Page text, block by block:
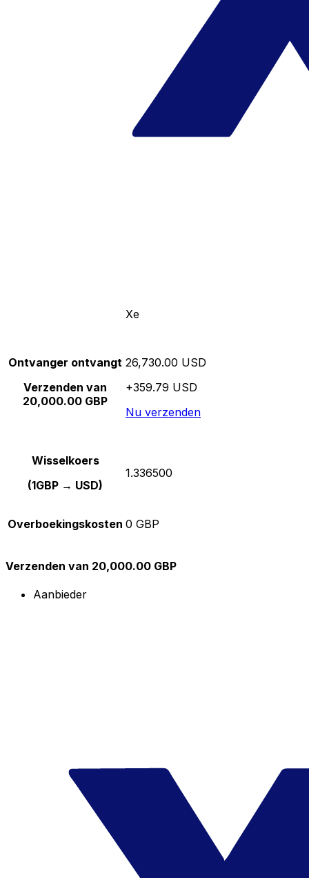
Xe
Ontvanger ontvangt
Verzenden van
20,000.00 GBP
26,730.00 USD
+359.79 USD
Nu verzenden
Wisselkoers
(1GBP → USD)
1.336500
Overboekingskosten 0 GBP
Verzenden van 20,000.00 GBP
Aanbieder